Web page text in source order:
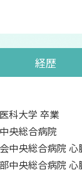
経歴
科大学 卒業
央総合病院
中央総合病院 心
中央総合病院 心